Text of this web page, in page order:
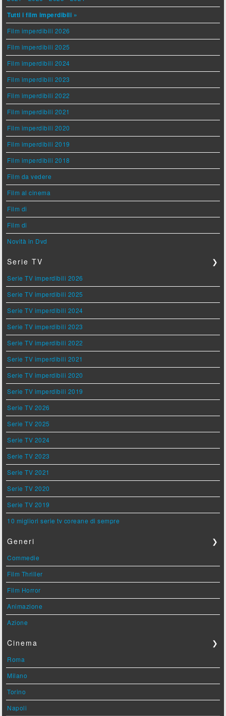
Tutti i film imperdibili »
Film imperdibili 2026
Film imperdibili 2025
Film imperdibili 2024
Film imperdibili 2023
Film imperdibili 2022
Film imperdibili 2021
Film imperdibili 2020
Film imperdibili 2019
Film imperdibili 2018
Film da vedere
Film al cinema
Film di
Film di
Novità in Dvd
Serie TV ❯
Serie TV imperdibili 2026
Serie TV imperdibili 2025
Serie TV imperdibili 2024
Serie TV imperdibili 2023
Serie TV imperdibili 2022
Serie TV imperdibili 2021
Serie TV imperdibili 2020
Serie TV imperdibili 2019
Serie TV 2026
Serie TV 2025
Serie TV 2024
Serie TV 2023
Serie TV 2021
Serie TV 2020
Serie TV 2019
10 migliori serie tv coreane di sempre
Generi ❯
Commedie
Film Thriller
Film Horror
Animazione
Azione
Cinema ❯
Roma
Milano
Torino
Napoli